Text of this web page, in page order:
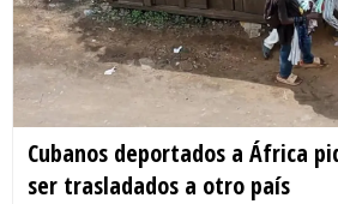
Cubanos deportados a África
ser trasladados a otro país